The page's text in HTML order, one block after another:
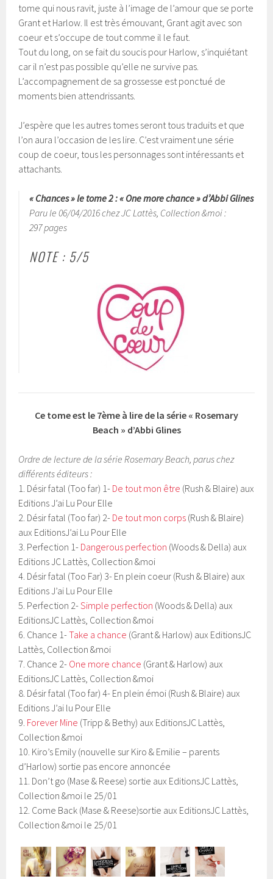
tome qui nous ravit, juste à l’image de l’amour que se porte
Grant et Harlow. Il est très émouvant, Grant agit avec son
coeur et s’occupe de tout comme il le faut.
Tout du long, on se fait du soucis pour Harlow, s’inquiétant
car il n’est pas possible qu’elle ne survive pas.
L’accompagnement de sa grossesse est ponctué de
moments bien attendrissants.
J’espère que les autres tomes seront tous traduits et que
l’on aura l’occasion de les lire. C’est vraiment une série
coup de coeur, tous les personnages sont intéressants et
attachants.
« Chances » le tome 2 : « One more chance » d’Abbi Glines
Paru le 06/04/2016 chez JC Lattès, Collection &moi :
297 pages
NOTE : 5/5
Ce tome est le 7ème à lire de la série « Rosemary
Beach » d’Abbi Glines
Ordre de lecture de la série Rosemary Beach, parus chez
différents éditeurs :
1. Désir fatal (Too far) 1- De tout mon être (Rush & Blaire) aux
Editions J’ai Lu Pour Elle
2. Désir fatal (Too far) 2- De tout mon corps (Rush & Blaire)
aux EditionsJ’ai Lu Pour Elle
3. Perfection 1- Dangerous perfection (Woods & Della) aux
Editions JC Lattès, Collection &moi
4. Désir fatal (Too Far) 3- En plein coeur (Rush & Blaire) aux
Editions J’ai Lu Pour Elle
5. Perfection 2-Simple perfection (Woods & Della) aux
EditionsJC Lattès, Collection &moi
6. Chance 1-Take a chance (Grant & Harlow) aux EditionsJC
Lattès, Collection &moi
7. Chance 2- One more chance (Grant & Harlow) aux
EditionsJC Lattès, Collection &moi
8. Désir fatal (Too far) 4- En plein émoi (Rush & Blaire) aux
Editions J’ai lu Pour Elle
9. Forever Mine (Tripp & Bethy) aux EditionsJC Lattès,
Collection &moi
10. Kiro’s Emily (nouvelle sur Kiro & Emilie – parents
d’Harlow) sortie pas encore annoncée
11. Don’t go (Mase & Reese) sortie aux EditionsJC Lattès,
Collection &moi le 25/01
12. Come Back (Mase & Reese)sortie aux EditionsJC Lattès,
Collection &moi le 25/01